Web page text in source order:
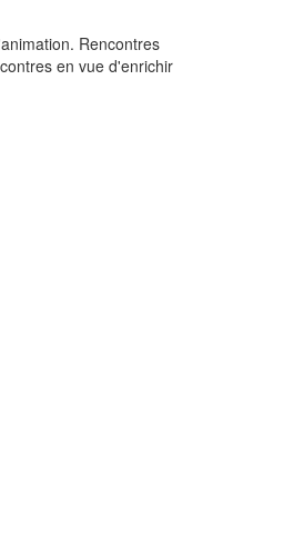
Rencontres
en vue d'enrichir